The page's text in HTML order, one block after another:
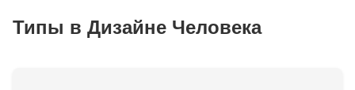
Типы в Дизайне Человека